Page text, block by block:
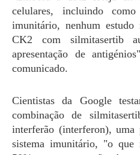
celulares, incluindo
imunitário, nenhum
CK2 com silmitasertib
apresentação de
comunicado.
Cientistas da Google
combinação de
interferão (interferon), uma
sistema imunitário, "o que